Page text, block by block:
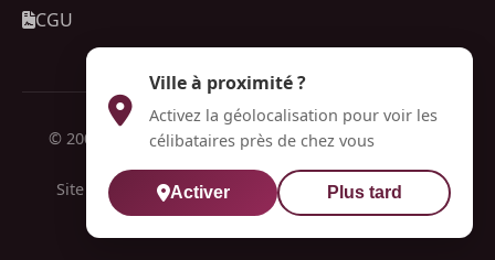
CGU
© 2009-2026 Rendez-Voo. Tous droits réservés. CNIL:
Site de rencontre réservé aux personnes majeures.
Conformité RGPD.
Ville à proximité ?
Activez la géolocalisation pour voir les
célibataires près de chez vous
Activer Plus tard